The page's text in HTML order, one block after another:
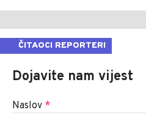
ČITAOCI REPORTERI
Dojavite nam vijest
Naslov *